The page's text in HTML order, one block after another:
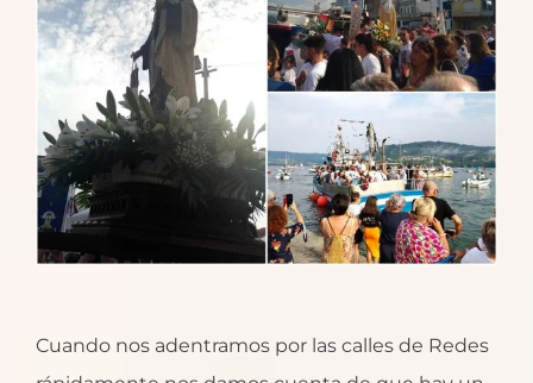
Cuando nos adentramos por las calles de Redes